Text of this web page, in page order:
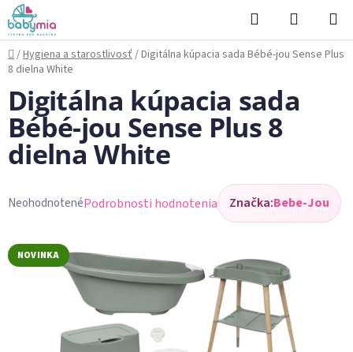
Prejsť
na
obsah
Hľadať
KOŠÍK
Domov
/Hygiena a starostlivosť/Digitálna kúpacia sada Bébé-jou Sense Plus
8 dielna White
Digitálna kúpacia sada
Bébé-jou Sense Plus 8
dielna White
Priemerné
produktu
NeohodnotenéPodrobnosti hodnotenia Značka:Bebe-Jou
NOVINKA